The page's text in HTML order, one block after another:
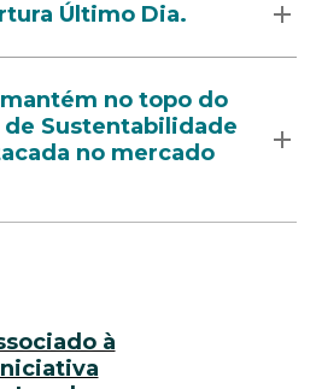
Último Dia.
no topo do
Sustentabilidade
no mercado
à